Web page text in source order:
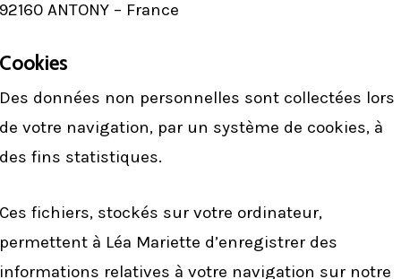
ANTONY – France
données non personnelles sont collectées lors
votre navigation, par un système de cookies, à
fins statistiques.
fichiers, stockés sur votre ordinateur,
à Léa Mariette d’enregistrer des
relatives à votre navigation sur notre